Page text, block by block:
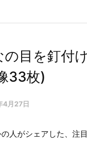
の目を釘付
33枚)
4月27日
人がシェアした、注